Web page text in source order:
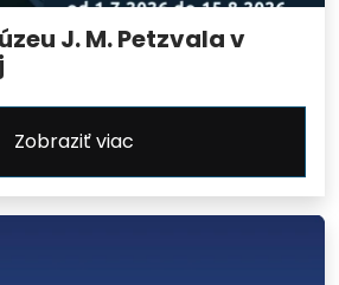
J. M. Petzvala v
Zobraziť viac